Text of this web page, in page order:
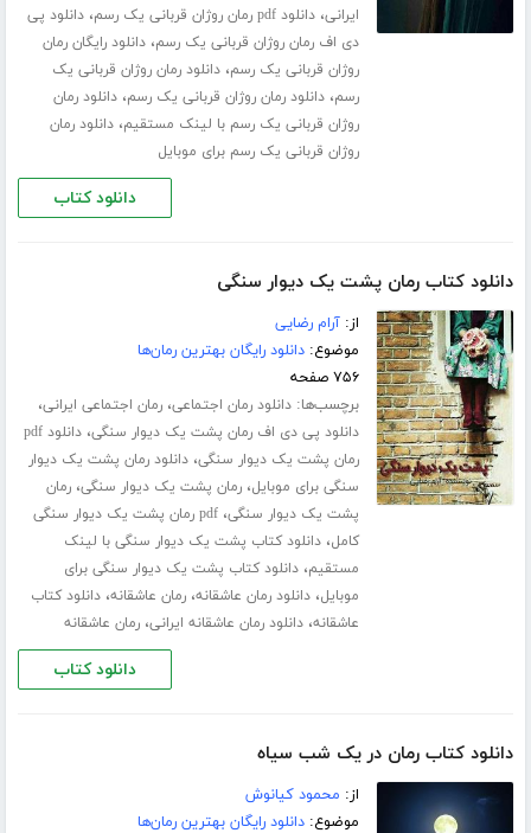
ایرانی،دانلود pdf رمان روژان قربانی یک رسم ،دانلود پی
دی اف رمان روژان قربانی یک رسم،دانلود رایگان رمان
روژان قربانی یک رسم،دانلود رمان روژان قربانی یک
رسم،دانلود رمان روژان قربانی یک رسم،دانلود رمان
روژان قربانی یک رسم با لینک مستقیم،دانلود رمان
روژان قربانی یک رسم برای موبایل
دانلود کتاب
دانلود کتاب رمان پشت یک دیوار سنگی
از:آرام رضایی
موضوع:دانلود رایگان بهترین رمان‌ها
۷۵۶ صفحه
برچسب‌ها:دانلود رمان اجتماعی،رمان اجتماعی ایرانی،
دانلود پی دی اف رمان پشت یک دیوار سنگی،
دانلود pdf
رمان پشت یک دیوار سنگی،دانلود رمان پشت یک دیوار
سنگی برای موبایل،رمان پشت یک دیوار سنگی،رمان
پشت یک دیوار سنگی،
pdf رمان پشت یک دیوار سنگی
کامل،دانلود کتاب پشت یک دیوار سنگی با لینک
مستقیم،دانلود کتاب پشت یک دیوار سنگی برای
موبایل،دانلود رمان عاشقانه،رمان عاشقانه،دانلود کتاب
عاشقانه،دانلود رمان عاشقانه ایرانی،رمان عاشقانه
دانلود کتاب
دانلود کتاب رمان در یک شب سیاه
از: محمود کیانوش
موضوع:دانلود رایگان بهترین رمان‌ها